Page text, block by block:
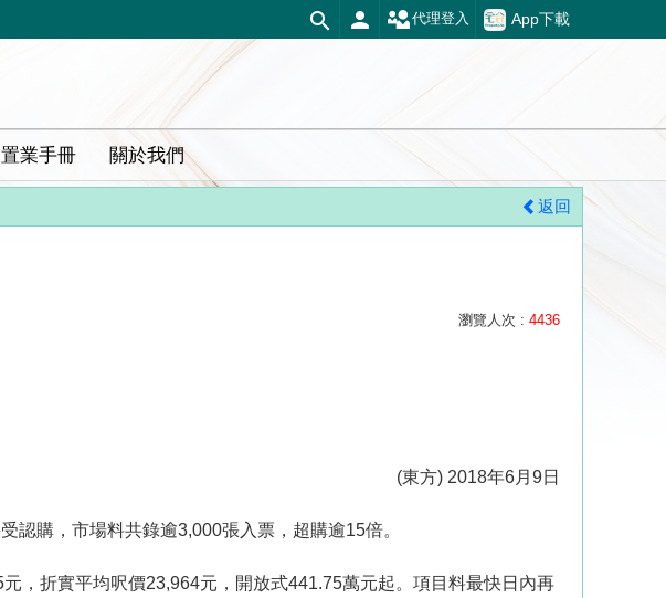
App下載
代理登入
置業手冊 關於我們
返回
瀏覽人次 : 4436
(東方) 2018年6月9日
認購，市場料共錄逾3,000張入票，超購逾15倍。
，折實平均呎價23,964元，開放式441.75萬元起。項目料最快日內再